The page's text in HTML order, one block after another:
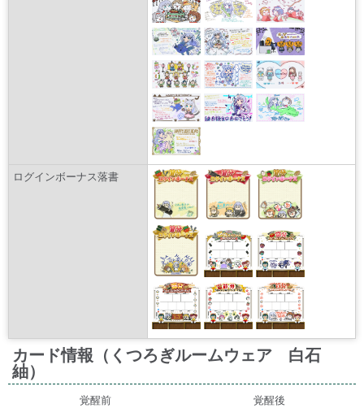
ログインボーナス落書
カード情報（くつろぎルームウェア 白石
紬）
覚醒前 覚醒後